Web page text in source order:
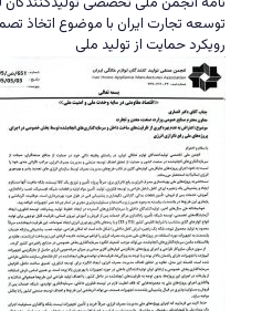
توسعه تجارت ایران با موضوع اتخاذ
رویکرد حمایت از تولید ملی